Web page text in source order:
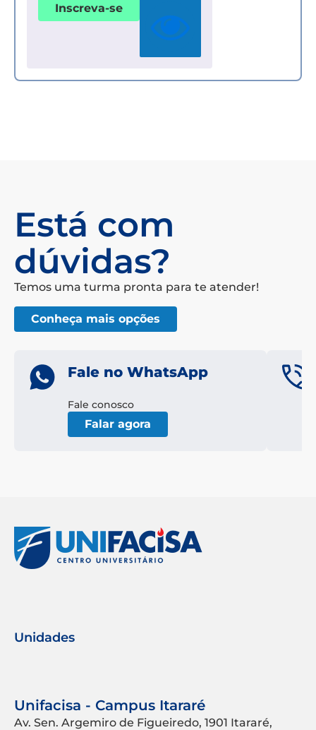
Inscreva-se
Está com
dúvidas?
Temos uma turma pronta para te atender!
Conheça mais opções
Fale no WhatsApp
Fale conosco
Falar agora
Unidades
Unifacisa - Campus Itararé
Av. Sen. Argemiro de Figueiredo, 1901 Itararé,